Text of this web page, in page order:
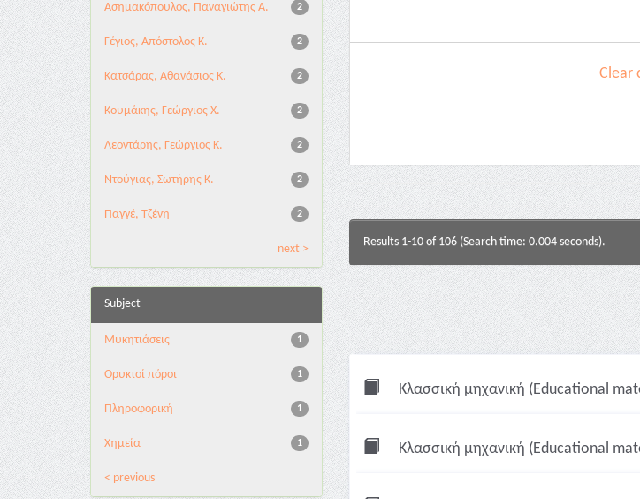
2
Ασημακόπουλος, Παναγιώτης Α.
2
Γέγιος, Απόστολος Κ.
2
Κατσάρας, Αθανάσιος Κ.
2
Κουμάκης, Γεώργιος Χ.
2
Λεοντάρης, Γεώργιος Κ.
2
Ντούγιας, Σωτήρης Κ.
2
Παγγέ, Τζένη
next >
Subject
1
Μυκητιάσεις
1
Ορυκτοί πόροι
1
Πληροφορική
1
Χημεία
< previous
Clear
Results 1-10 of 106 (Search time: 0.004 seconds).
Κλασσική μηχανική (Educational
Κλασσική μηχανική (Educational